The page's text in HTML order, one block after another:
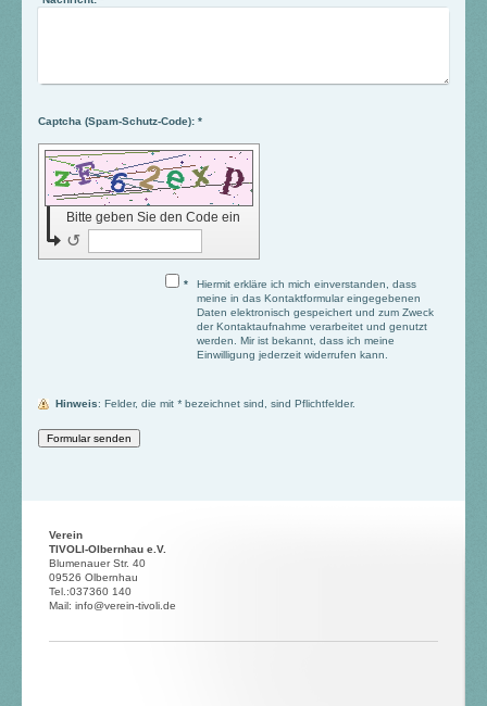
Captcha (Spam-Schutz-Code): *
Bitte geben Sie den Code ein
↺
*
Hiermit erkläre ich mich einverstanden, dass
meine in das Kontaktformular eingegebenen
Daten elektronisch gespeichert und zum Zweck
der Kontaktaufnahme verarbeitet und genutzt
werden. Mir ist bekannt, dass ich meine
Einwilligung jederzeit widerrufen kann.
Hinweis : Felder, die mit * bezeichnet sind, sind Pflichtfelder.
Verein
TIVOLI-Olbernhau e.V.
Blumenauer Str. 40
09526 Olbernhau
Tel.:037360 140
Mail: info@verein-tivoli.de